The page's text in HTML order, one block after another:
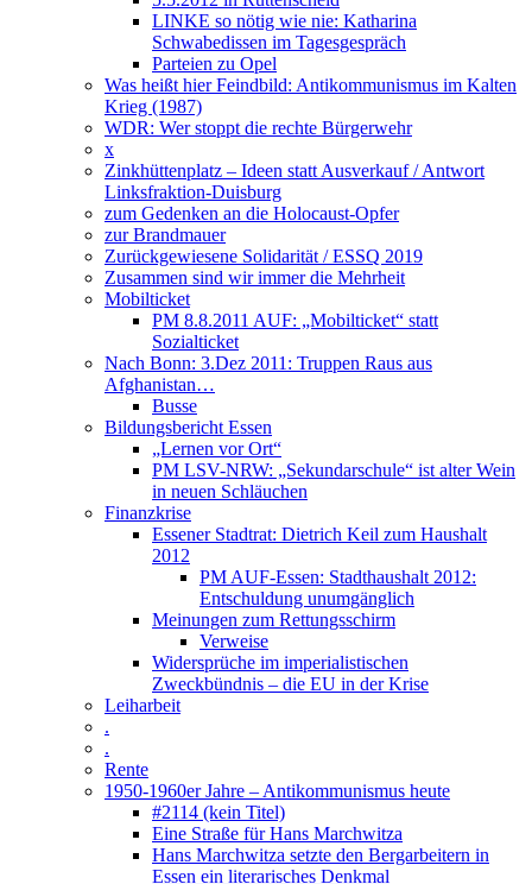
LINKE so nötig wie nie: Katharina
Schwabedissen im Tagesgespräch
Parteien zu Opel
Was heißt hier Feindbild: Antikommunismus im Kalten
Krieg (1987)
WDR: Wer stoppt die rechte Bürgerwehr
x
Zinkhüttenplatz – Ideen statt Ausverkauf / Antwort
Linksfraktion-Duisburg
zum Gedenken an die Holocaust-Opfer
zur Brandmauer
Zurückgewiesene Solidarität / ESSQ 2019
Zusammen sind wir immer die Mehrheit
Mobilticket
PM 8.8.2011 AUF: „Mobilticket“ statt
Sozialticket
Nach Bonn: 3.Dez 2011: Truppen Raus aus
Afghanistan…
Busse
Bildungsbericht Essen
„Lernen vor Ort“
PM LSV-NRW: „Sekundarschule“ ist alter Wein
in neuen Schläuchen
Finanzkrise
Essener Stadtrat: Dietrich Keil zum Haushalt
2012
PM AUF-Essen: Stadthaushalt 2012:
Entschuldung unumgänglich
Meinungen zum Rettungsschirm
Verweise
Widersprüche im imperialistischen
Zweckbündnis – die EU in der Krise
Leiharbeit
.
.
Rente
1950-1960er Jahre – Antikommunismus heute
#2114 (kein Titel)
Eine Straße für Hans Marchwitza
Hans Marchwitza setzte den Bergarbeitern in
Essen ein literarisches Denkmal